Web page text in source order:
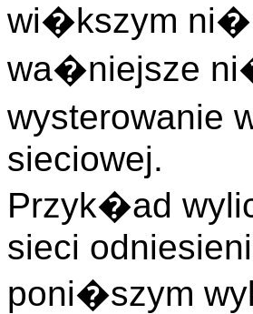
wi�kszym
wa�niejsze
wysterowanie
sieciowej.
Przyk�ad
sieci
poni�szym